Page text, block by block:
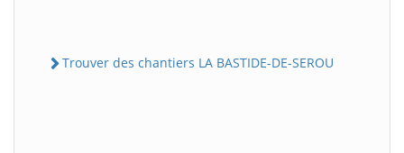
Trouver des chantiers LA BASTIDE-DE-SEROU